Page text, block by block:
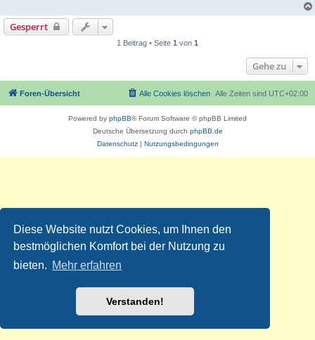
Diese Website nutzt Cookies, um Ihnen den
bestmöglichen Komfort bei der Nutzung zu
bieten. Mehr erfahren
Verstanden!
Gesperrt
1 Beitrag • Seite 1 von 1
Gehe zu
Foren-Übersicht Alle Zeiten sind UTC+02:00
Alle Cookies löschen
Powered by phpBB® Forum Software © phpBB Limited
Deutsche Übersetzung durch phpBB.de
Datenschutz| Nutzungsbedingungen